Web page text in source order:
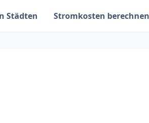
Städten Stromkosten berechnen